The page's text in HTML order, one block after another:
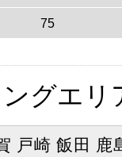
75
グエリ
戸崎 飯田 鹿